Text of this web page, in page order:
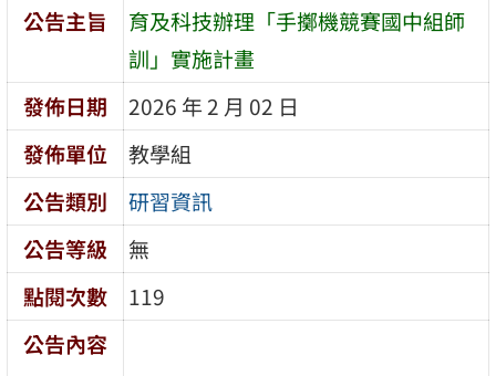
公告主旨
育及科技辦理「手擲機競賽國中組師
訓」實施計畫
發佈日期
2026 年 2 月 02 日
發佈單位
教學組
公告類別
研習資訊
公告等級
無
點閱次數
119
公告內容